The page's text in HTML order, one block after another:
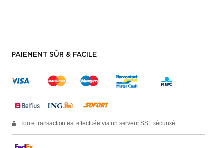
PAIEMENT SÛR & FACILE
Toute transaction est effectuée via un serveur SSL sécurisé